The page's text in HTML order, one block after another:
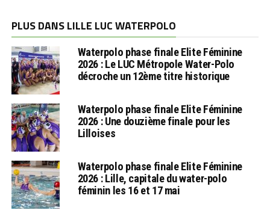
PLUS DANS LILLE LUC WATERPOLO
Waterpolo phase finale Elite Féminine
2026 : Le LUC Métropole Water-Polo
décroche un 12ème titre historique
Waterpolo phase finale Elite Féminine
2026 : Une douzième finale pour les
Lilloises
Waterpolo phase finale Elite Féminine
2026 : Lille, capitale du water-polo
féminin les 16 et 17 mai